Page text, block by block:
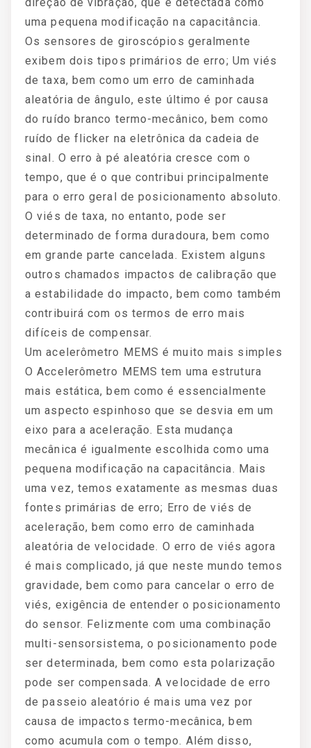
uma pequena modificação na capacitância.
Os sensores de giroscópios geralmente
exibem dois tipos primários de erro; Um viés
de taxa, bem como um erro de caminhada
aleatória de ângulo, este último é por causa
do ruído branco termo-mecânico, bem como
ruído de flicker na eletrônica da cadeia de
sinal. O erro à pé aleatória cresce com o
tempo, que é o que contribui principalmente
para o erro geral de posicionamento absoluto.
O viés de taxa, no entanto, pode ser
determinado de forma duradoura, bem como
em grande parte cancelada. Existem alguns
outros chamados impactos de calibração que
a estabilidade do impacto, bem como também
contribuirá com os termos de erro mais
difíceis de compensar.
Um acelerômetro MEMS é muito mais simples
O Accelerômetro MEMS tem uma estrutura
mais estática, bem como é essencialmente
um aspecto espinhoso que se desvia em um
eixo para a aceleração. Esta mudança
mecânica é igualmente escolhida como uma
pequena modificação na capacitância. Mais
uma vez, temos exatamente as mesmas duas
fontes primárias de erro; Erro de viés de
aceleração, bem como erro de caminhada
aleatória de velocidade. O erro de viés agora
é mais complicado, já que neste mundo temos
gravidade, bem como para cancelar o erro de
viés, exigência de entender o posicionamento
do sensor. Felizmente com uma combinação
multi-sensorsistema, o posicionamento pode
ser determinada, bem como esta polarização
pode ser compensada. A velocidade de erro
de passeio aleatório é mais uma vez por
causa de impactos termo-mecânica, bem
como acumula com o tempo. Além disso,